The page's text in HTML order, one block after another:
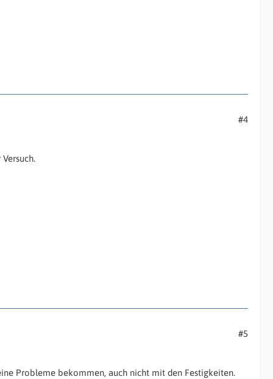
#4
#5
Probleme bekommen, auch nicht mit den Festigkeiten.